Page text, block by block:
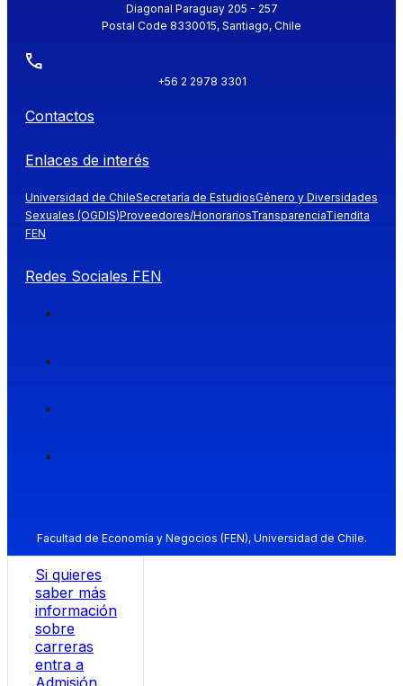
Diagonal Paraguay 205 - 257
Postal Code 8330015, Santiago, Chile
+56 2 2978 3301
Contactos
Enlaces de interés
Universidad de ChileSecretaría de EstudiosGénero y Diversidades
Sexuales (OGDIS)Proveedores/HonorariosTransparenciaTiendita
FEN
Redes Sociales FEN
Facultad de Economía y Negocios (FEN), Universidad de Chile.
Si quieres
saber más
información
sobre
carreras
entra a
Admisión